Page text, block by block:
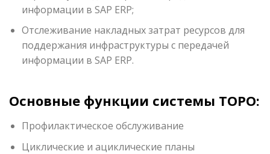
информации в SAP ERP;
Отслеживание накладных затрат ресурсов для
поддержания инфраструктуры с передачей
информации в SAP ERP.
Основные функции системы ТОРО:
Профилактическое обслуживание
Циклические и ациклические планы